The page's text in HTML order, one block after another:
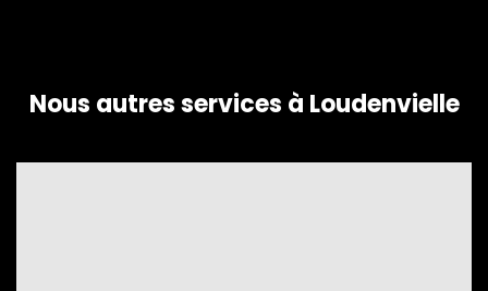
Nous autres services à Loudenvielle